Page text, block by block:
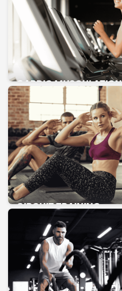
CARDIO MUSCULATION
CIRCUIT TRAINING